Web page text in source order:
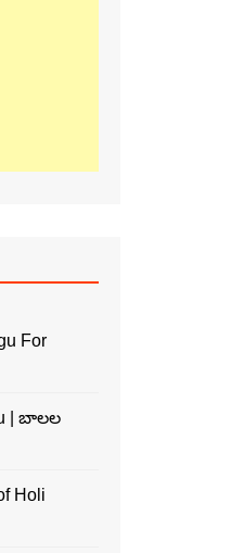
For
| బాలల
Holi